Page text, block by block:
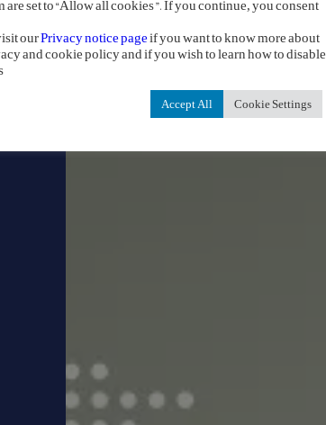
are set to “Allow all cookies”. If you continue, you consent
ourPrivacy notice pageif you want to know more about
and cookie policy and if you wish to learn how to disable
Cookie Settings
Accept All